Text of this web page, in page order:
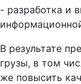
- разработка и
В результате
грузы, в том
же повысить